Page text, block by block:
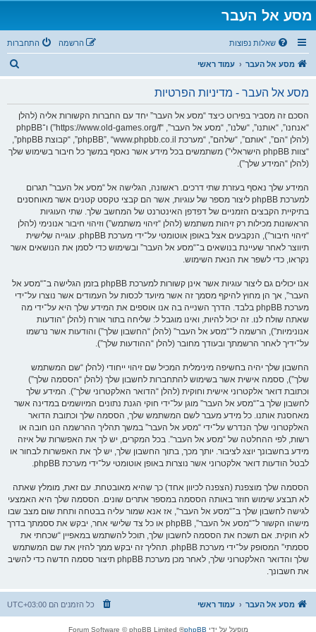
מסע אל העבר
שאלות נפוצות התחברות הרשמה
מסע אל העבר עמוד ראשי
מסע אל העבר - מדיניות הפרטיות
הסכם זה מסביר בפירוט כיצד “מסע אל העבר” יחד עם החברות הקשורות אליה (להלן
“אנחנו”, “אותנו”, “שלנו”, “מסע אל העבר”, “https://www.old-games.org/f”) ו־phpBB
(להלן “הם”, “אותם”, “שלהם”, “מערכת phpBB”, “www.phpbb.co.il”, “קבוצת phpBB”,
“צוות phpBB הישראלי”) משתמשים בכל מידע אשר נאסף במשך כל חיבור בשימוש שלך
(להלן “המידע שלך”).
המידע שלך נאסף בעזרת שתי דרכים. ראשונה, הגלישה אל “מסע אל העבר” תגרום
למערכת phpBB ליצור מספר של עוגיות, אשר הם קבצי טקסט קטנים אשר מאוחסנים
בתיקיית הקבצים הזמניים של דפדפן האינטרנט של המחשב שלך. שתי העוגיות
הראשונות מכילות רק זיהות משתמש (להלן “זיהוי משתמש”) וזיהוי חיבור אנונימי (להלן
“זיהוי חיבור”), הנקבעים אצל באופן אוטומטי על־ידי מערכת phpBB. עוגייה שלישית
תיווצר לאחר שעיינת בנושאים ב־“מסע אל העבר” ובשימוש כדי לסמן את הנושאים אשר
נקראו, כדי לשפר את הנאת השימוש.
אנו יכולים גם ליצור עוגיות אשר אינן קשורות למערכת phpBB בזמן הגלישה ב־“מסע אל
העבר”, אך הן מחוץ להיקף מסמך זה אשר מיועד לכסות על העמודים אשר נוצרו על־ידי
מערכת phpBB בלבד. הדרך השנייה בה אנו אוספים את המידע שלך היא על־ידי מה
שאתה שולח לנו. זה יכול להיות, ואינו מוגבל ל: שליחה בתור אורח (להלן “הודעות
אנונימיות”), הרשמה ל־“מסע אל העבר” (להלן “החשבון שלך”) והודעות אשר נרשמו
על־ידיך לאחר הרשמתך ובעודך מחובר (להלן “ההודעות שלך”).
החשבון שלך יהיה בחשיפה מינימלית המכיל שם זיהוי ייחודי (להלן “שם המשתמש
שלך”), ססמה אישית אשר בשימוש להתחברות לחשבון שלך (להלן “הססמה שלך”)
וכתובת דואר אלקטרוני אישית וחוקית (להלן “הדואר האלקטרוני שלך”). המידע שלך
לחשבון שלך ב־“מסע אל העבר” מוגן על־ידי חוקי הגנת נתונים המיושמים במדינה אשר
מאחסנת אותנו. כל מידע מעבר לשם המשתמש שלך, הססמה שלך וכתובת הדואר
האלקטרוני שלך הנדרש על־ידי “מסע אל העבר” במשך תהליך ההרשמה הנו חובה או
רשות, לפי ההחלטה של “מסע אל העבר”. בכל המקרים, יש לך את האפשרות של איזה
מידע בחשבונך יוצג לציבור. יותך מכך, בתוך החשבון שלך, יש לך את האפשרות לבחור או
לבטל הודעות דואר אלקטרוני אשר נוצרות באופן אוטומטי על־ידי מערכת phpBB.
הססמה שלך מוצפנת (הצפנה לכיוון אחד) כך שהיא מאובטחת. עם זאת, מומלץ שאתה
לא תבצע שימוש חוזר באותה הססמה במספר אתרים שונים. הססמה שלך היא האמצעי
לגישה לחשבון שלך ב־“מסע אל העבר”, אז אנא שמור עליה בבטחה ותחת שום מצב שבו
מישהו הקשור ל־“מסע אל העבר”, phpBB או כל צד שלישי אחר, יבקש את ססמתך בדרך
לא חוקית. אם תשכח את הססמה לחשבון שלך, תוכל להשתמש במאפיין “שכחתי את
ססמתי” המסופק על־ידי מערכת phpBB. תהליך זה יבקש ממך להזין את שם המשתמש
שלך והדואר האלקטרוני שלך, לאחר מכן מערכת phpBB תיצור ססמה חדשה כדי להשיב
את חשבונך.
מסע אל העבר עמוד ראשי כל הזמנים הם UTC+03:00
מופעל על ידי phpBB
® Forum Software © phpBB Limited